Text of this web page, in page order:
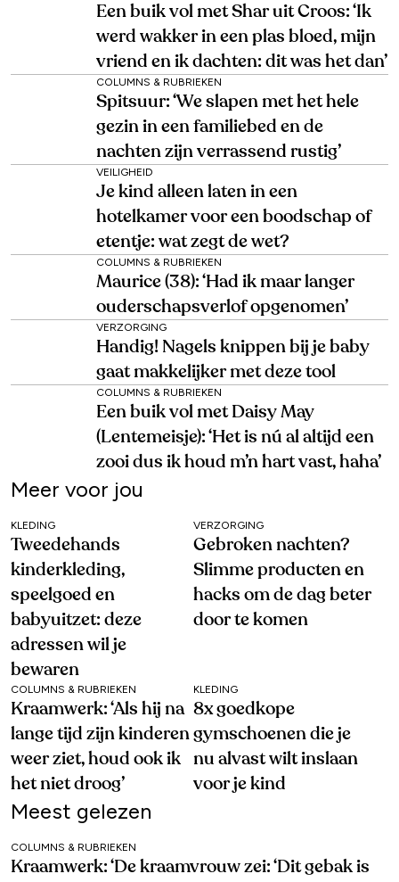
Een buik vol met Shar uit Croos: ‘Ik
werd wakker in een plas bloed, mijn
vriend en ik dachten: dit was het dan’
COLUMNS & RUBRIEKEN
Spitsuur: ‘We slapen met het hele
gezin in een familiebed en de
nachten zijn verrassend rustig’
VEILIGHEID
Je kind alleen laten in een
hotelkamer voor een boodschap of
etentje: wat zegt de wet?
COLUMNS & RUBRIEKEN
Maurice (38): ‘Had ik maar langer
ouderschapsverlof opgenomen’
VERZORGING
Handig! Nagels knippen bij je baby
gaat makkelijker met deze tool
COLUMNS & RUBRIEKEN
Een buik vol met Daisy May
(Lentemeisje): ‘Het is nú al altijd een
zooi dus ik houd m’n hart vast, haha’
Meer voor jou
KLEDING
Tweedehands
kinderkleding,
speelgoed en
babyuitzet: deze
adressen wil je
bewaren
VERZORGING
Gebroken nachten?
Slimme producten en
hacks om de dag beter
door te komen
COLUMNS & RUBRIEKEN
Kraamwerk: ‘Als hij na
lange tijd zijn kinderen
weer ziet, houd ook ik
het niet droog’
KLEDING
8x goedkope
gymschoenen die je
nu alvast wilt inslaan
voor je kind
Meest gelezen
COLUMNS & RUBRIEKEN
Kraamwerk: ‘De kraamvrouw zei: ‘Dit gebak is